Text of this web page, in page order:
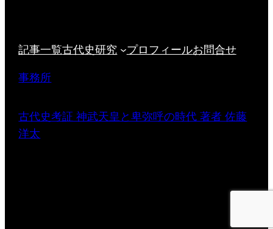
記事一覧古代史研究 プロフィールお問合せ
事務所
古代史考証 神武天皇と卑弥呼の時代 著者 佐藤
洋太